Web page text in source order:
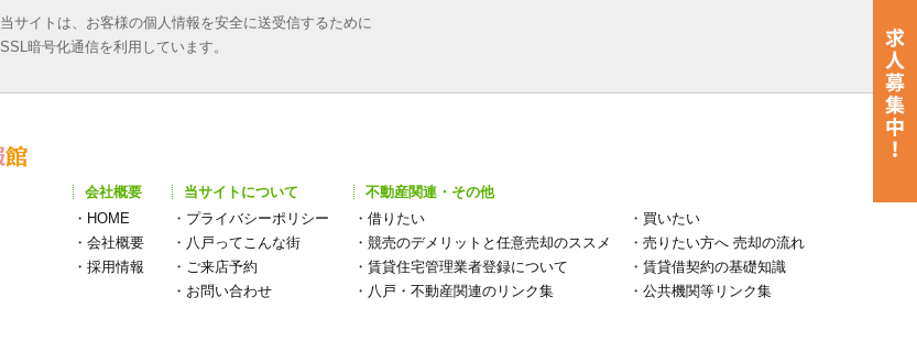
当サイトは、お客様の個人情報を安全に送受信するために
SSL暗号化通信を利用しています。
会社概要
・ HOME
・ 会社概要
・ 採用情報
当サイトについて
・ プライバシーポリシー
・ 八戸ってこんな街
・ ご来店予約
・ お問い合わせ
不動産関連・その他
・ 借りたい ・ 買いたい
・ 競売のデメリットと任意売却のススメ ・ 売りたい方へ 売却の流れ
・ 賃貸住宅管理業者登録について ・ 賃貸借契約の基礎知識
・ 八戸・不動産関連のリンク集 ・ 公共機関等リンク集